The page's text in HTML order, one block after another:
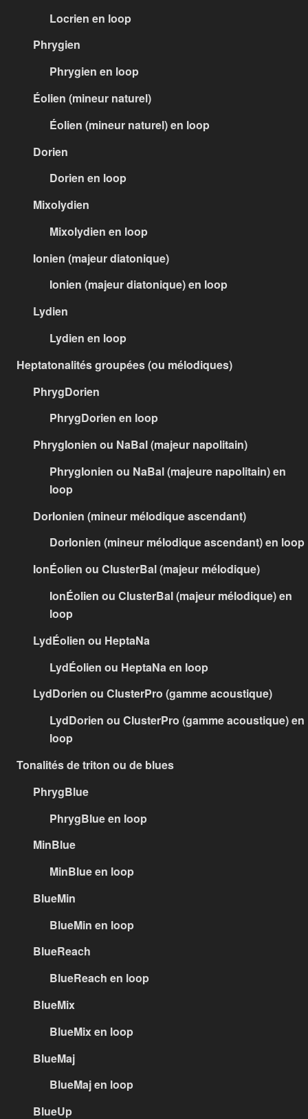
Locrien en loop
Phrygien
Phrygien en loop
Éolien (mineur naturel)
Éolien (mineur naturel) en loop
Dorien
Dorien en loop
Mixolydien
Mixolydien en loop
Ionien (majeur diatonique)
Ionien (majeur diatonique) en loop
Lydien
Lydien en loop
Heptatonalités groupées (ou mélodiques)
PhrygDorien
PhrygDorien en loop
PhrygIonien ou NaBal (majeur napolitain)
PhrygIonien ou NaBal (majeure napolitain) en
loop
DorIonien (mineur mélodique ascendant)
DorIonien (mineur mélodique ascendant) en loop
IonÉolien ou ClusterBal (majeur mélodique)
IonÉolien ou ClusterBal (majeur mélodique) en
loop
LydÉolien ou HeptaNa
LydÉolien ou HeptaNa en loop
LydDorien ou ClusterPro (gamme acoustique)
LydDorien ou ClusterPro (gamme acoustique) en
loop
Tonalités de triton ou de blues
PhrygBlue
PhrygBlue en loop
MinBlue
MinBlue en loop
BlueMin
BlueMin en loop
BlueReach
BlueReach en loop
BlueMix
BlueMix en loop
BlueMaj
BlueMaj en loop
BlueUp